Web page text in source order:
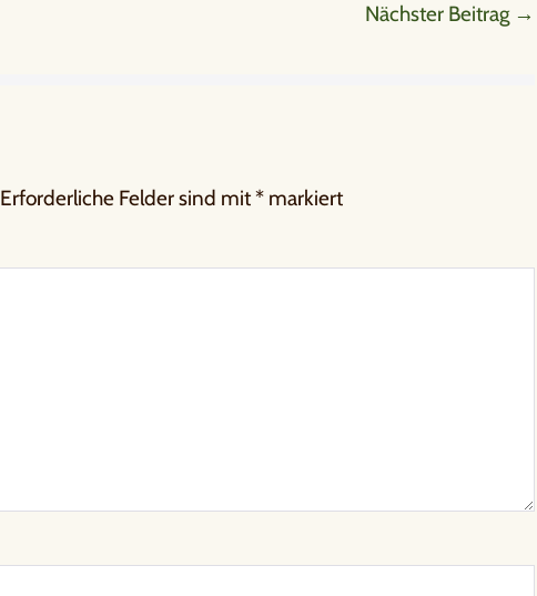
Nächster Beitrag →
Erforderliche Felder sind mit* markiert